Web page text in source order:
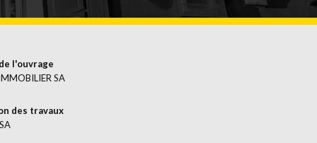
l'ouvrage
SA
des travaux